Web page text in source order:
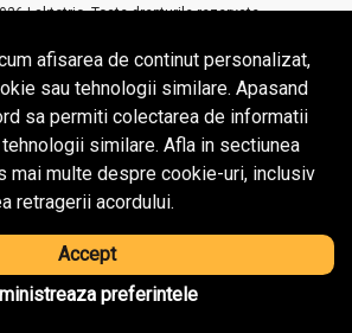
Laktotrio. Toate drepturile rezervate.
eCommercepowered by
afisarea de continut personalizat,
sau tehnologii similare. Apasand
sa permiti colectarea de informatii
similare. Afla in sectiunea
mai multe despre cookie-uri, inclusiv
retragerii acordului.
Accept
preferintele
Ai nevoie de ajutor?